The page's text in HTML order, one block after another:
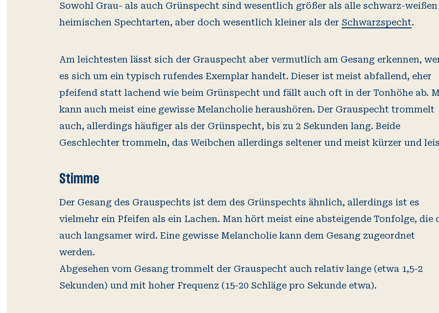
Sowohl Grau- als auch Grünspecht sind wesentlich größer als alle schwarz-weißen
heimischen Spechtarten, aber doch wesentlich kleiner als der Schwarzspecht.
Am leichtesten lässt sich der Grauspecht aber vermutlich am Gesang erkennen,
es sich um ein typisch rufendes Exemplar handelt. Dieser ist meist abfallend, eher
pfeifend statt lachend wie beim Grünspecht und fällt auch oft in der Tonhöhe ab.
kann auch meist eine gewisse Melancholie heraushören. Der Grauspecht trommelt
auch, allerdings häufiger als der Grünspecht, bis zu 2 Sekunden lang. Beide
Geschlechter trommeln, das Weibchen allerdings seltener und meist kürzer und
Stimme
Der Gesang des Grauspechts ist dem des Grünspechts ähnlich, allerdings ist es
vielmehr ein Pfeifen als ein Lachen. Man hört meist eine absteigende Tonfolge, die
auch langsamer wird. Eine gewisse Melancholie kann dem Gesang zugeordnet
werden.
Abgesehen vom Gesang trommelt der Grauspecht auch relativ lange (etwa 1,5-2
Sekunden) und mit hoher Frequenz (15-20 Schläge pro Sekunde etwa).